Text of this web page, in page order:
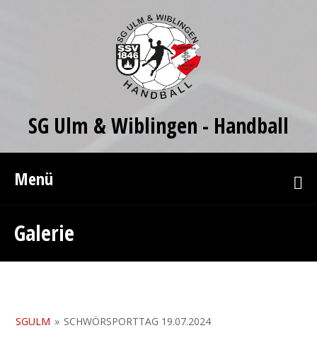
SG Ulm & Wiblingen - Handball
Menü
Galerie
SGULM » SCHWÖRSPORTTAG 19.07.2024